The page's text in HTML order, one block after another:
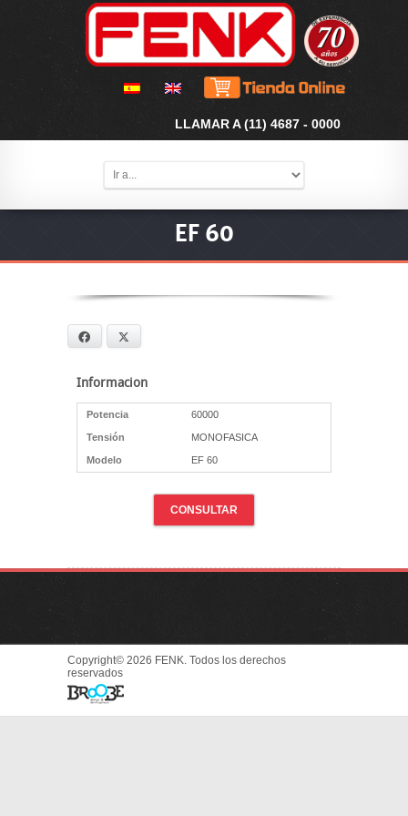
LLAMAR A (11) 4687 - 0000
EF 60
Facebook
Informacion
Potencia 60000
Tensión MONOFASICA
Modelo EF 60
CONSULTAR
Copyright© 2026 FENK. Todos los derechos
reservados